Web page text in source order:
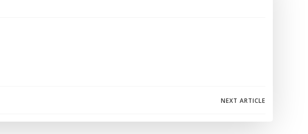
NEXT ARTICLE